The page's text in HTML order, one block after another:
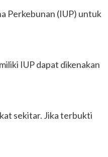
Perkebunan (IUP) untuk
IUP dapat dikenakan
sekitar. Jika terbukti